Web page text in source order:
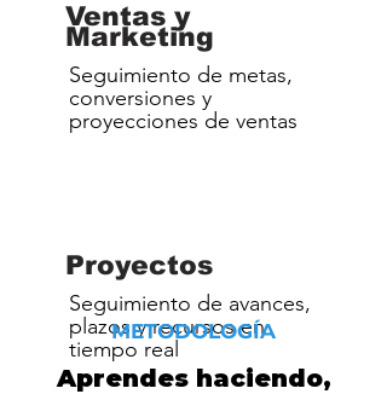
Ventas y
Marketing
Seguimiento de metas,
conversiones y
proyecciones de ventas
​​Proyectos
Seguimiento de avances,
plazos y recursos en
tiempo real
METODOLOGÍA
Aprendes haciendo,